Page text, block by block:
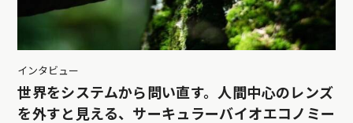
インタビュー
世界をシステムから問い直す。人間中心のレンズ
を外すと見える、サーキュラーバイオエコノミー